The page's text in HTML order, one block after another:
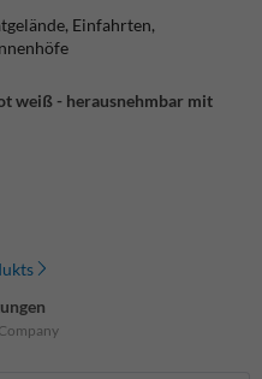
Einfahrten,
weiß - herausnehmbar mit